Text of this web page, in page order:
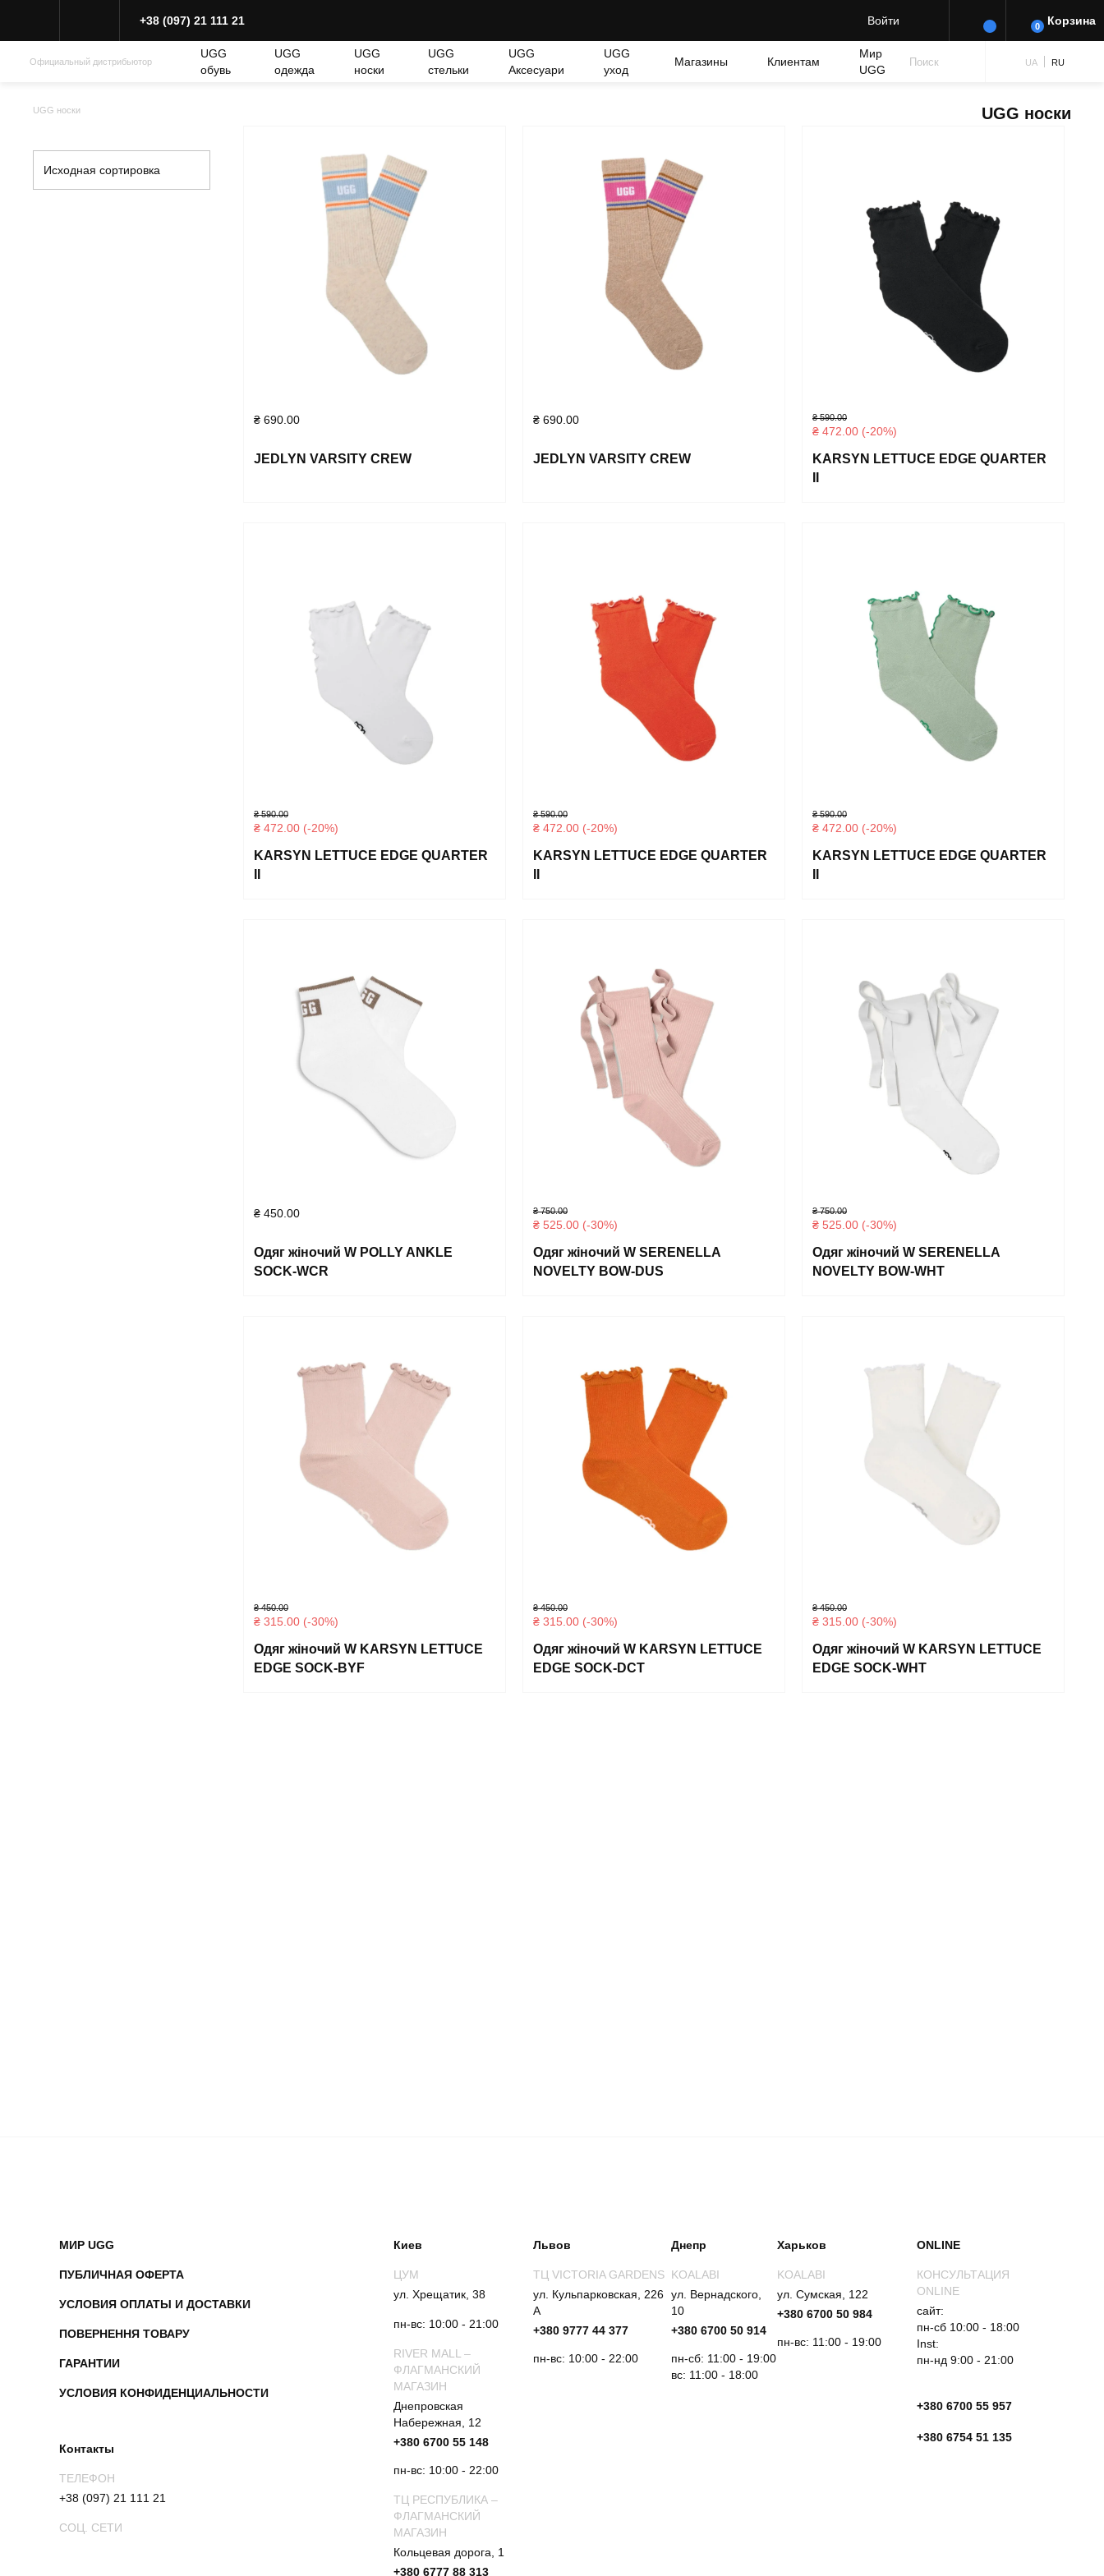
+38 (097) 21 111 21 Войти 0 Корзина
Официальный дистрибьютор
UGG
обувь
UGG
одежда
UGG
носки
UGG
стельки
UGG
Аксесуари
UGG
уход
Магазины Клиентам
Мир
UGG
Поиск UA RU
UGG носки UGG носки
₴ 690.00
JEDLYN VARSITY CREW
₴ 690.00
JEDLYN VARSITY CREW
₴590.00
₴ 472.00 (-20%)
KARSYN LETTUCE EDGE QUARTER
₴590.00
₴ 472.00 (-20%)
KARSYN LETTUCE EDGE QUARTER
₴590.00
₴ 472.00 (-20%)
KARSYN LETTUCE EDGE QUARTER
₴590.00
₴ 472.00 (-20%)
KARSYN LETTUCE EDGE QUARTER
₴ 450.00
Одяг жіночий W POLLY ANKLE
SOCK-WCR
₴750.00
₴ 525.00 (-30%)
Одяг жіночий W SERENELLA
NOVELTY BOW-DUS
₴750.00
₴ 525.00 (-30%)
Одяг жіночий W SERENELLA
NOVELTY BOW-WHT
₴450.00
₴ 315.00 (-30%)
Одяг жіночий W KARSYN LETTUCE
EDGE SOCK-BYF
₴450.00
₴ 315.00 (-30%)
Одяг жіночий W KARSYN LETTUCE
EDGE SOCK-DCT
₴450.00
₴ 315.00 (-30%)
Одяг жіночий W KARSYN LETTUCE
EDGE SOCK-WHT
Исходная сортировка
МИР UGG
ПУБЛИЧНАЯ ОФЕРТА
УСЛОВИЯ ОПЛАТЫ И ДОСТАВКИ
ПОВЕРНЕННЯ ТОВАРУ
ГАРАНТИИ
УСЛОВИЯ КОНФИДЕНЦИАЛЬНОСТИ
Контакты
ТЕЛЕФОН
+38 (097) 21 111 21
СОЦ. СЕТИ
Киев
ЦУМ
ул. Хрещатик, 38
пн-вс: 10:00 - 21:00
RIVER MALL –
ФЛАГМАНСКИЙ
МАГАЗИН
Днепровская
Набережная, 12
+380 6700 55 148
пн-вс: 10:00 - 22:00
ТЦ РЕСПУБЛИКА –
ФЛАГМАНСКИЙ
МАГАЗИН
Кольцевая дорога, 1
+380 6777 88 313
Львов
ТЦ VICTORIA GARDENS
ул. Кульпарковская, 226
А
+380 9777 44 377
пн-вс: 10:00 - 22:00
Днепр
KOALABI
ул. Вернадского,
10
+380 6700 50 914
пн-сб: 11:00 - 19:00
вс: 11:00 - 18:00
Харьков
KOALABI
ул. Сумская, 122
+380 6700 50 984
пн-вс: 11:00 - 19:00
ONLINE
КОНСУЛЬТАЦИЯ
ONLINE
сайт:
пн-сб 10:00 - 18:00
Inst:
пн-нд 9:00 - 21:00
+380 6700 55 957
+380 6754 51 135